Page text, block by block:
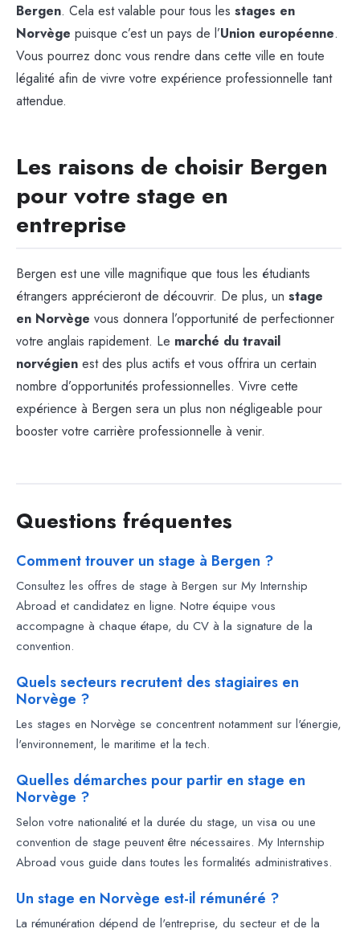
Bergen. Cela est valable pour tous les stages en
Norvège puisque c’est un pays de l’Union européenne.
Vous pourrez donc vous rendre dans cette ville en toute
légalité afin de vivre votre expérience professionnelle tant
attendue.
Les raisons de choisir Bergen
pour votre stage en
entreprise
Bergen est une ville magnifique que tous les étudiants
étrangers apprécieront de découvrir. De plus, un stage
en Norvège vous donnera l’opportunité de perfectionner
votre anglais rapidement. Le marché du travail
norvégien est des plus actifs et vous offrira un certain
nombre d’opportunités professionnelles. Vivre cette
expérience à Bergen sera un plus non négligeable pour
booster votre carrière professionnelle à venir.
Questions fréquentes
Comment trouver un stage à Bergen ?
Consultez les offres de stage à Bergen sur My Internship
Abroad et candidatez en ligne. Notre équipe vous
accompagne à chaque étape, du CV à la signature de la
convention.
Quels secteurs recrutent des stagiaires en
Norvège ?
Les stages en Norvège se concentrent notamment sur l'énergie,
l'environnement, le maritime et la tech.
Quelles démarches pour partir en stage en
Norvège ?
Selon votre nationalité et la durée du stage, un visa ou une
convention de stage peuvent être nécessaires. My Internship
Abroad vous guide dans toutes les formalités administratives.
Un stage en Norvège est-il rémunéré ?
La rémunération dépend de l'entreprise, du secteur et de la